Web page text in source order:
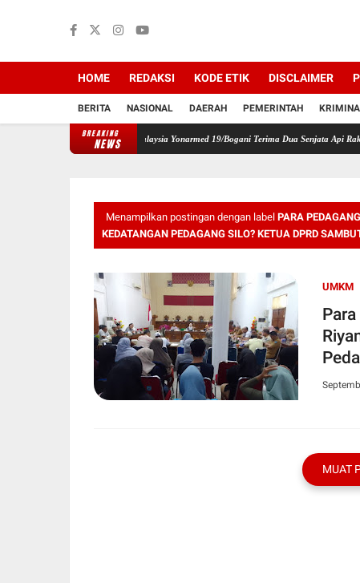
HOME REDAKSI KODE ETIK DISCLAIMER
BERITA NASIONAL DAERAH PEMERINTAH
BREAKING
NEWS
Satgas Pamtas RI-Malaysia Yonarmed 19/Bogani Terima Dua Senjata Api Rakitan dari
Menampilkan postingan dengan label PARA
KEDATANGAN PEDAGANG SILO? KETUA DPRD
UMKM
MUAT